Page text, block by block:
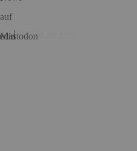
Hol dir die App!